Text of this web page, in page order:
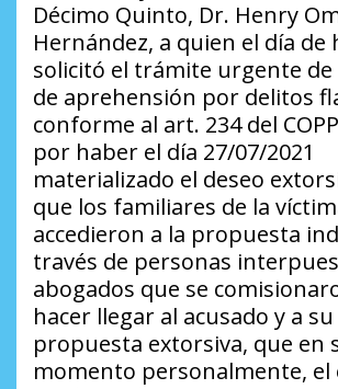
Décimo Quinto, Dr. Henry
Hernández, a quien el día de
solicitó el trámite urgente
de aprehensión por delitos
conforme al art. 234 del
por haber el día 27/07/2021
materializado el deseo
que los familiares de la
accedieron a la propuesta
través de personas
abogados que se
hacer llegar al acusado y a
propuesta extorsiva, que en
momento personalmente, el